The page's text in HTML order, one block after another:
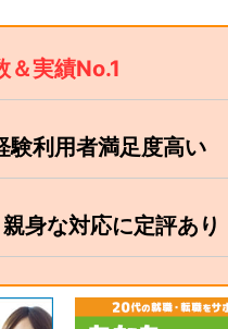
＆実績No.1
利用者満足度高い
親身な対応に定評あり